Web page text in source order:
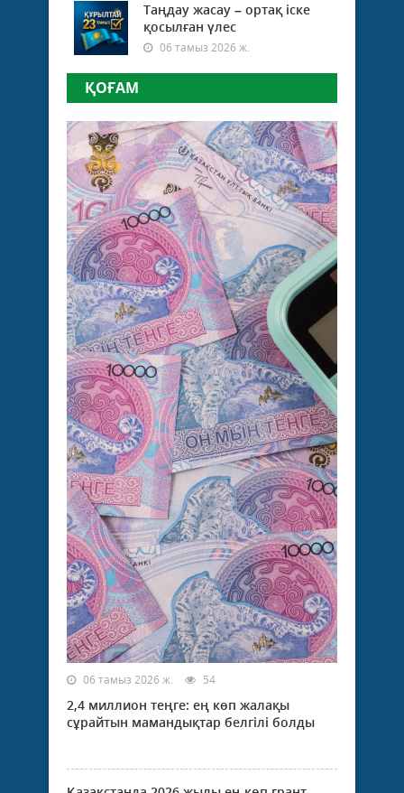
Таңдау жасау – ортақ іске
қосылған үлес
06 тамыз 2026 ж.
ҚОҒАМ
06 тамыз 2026 ж. 54
2,4 миллион теңге: ең көп жалақы
сұрайтын мамандықтар белгілі болды